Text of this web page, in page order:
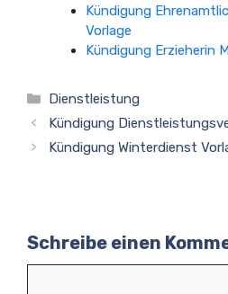
Kündigung
Vorlage
Kündigung Erzieherin
Kategorien
Dienstleistung
Kündigung
Kündigung Winterdienst
Schreibe einen